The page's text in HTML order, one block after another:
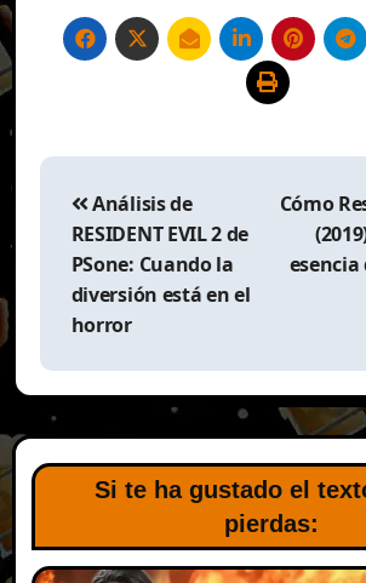
Navegación
entradas
Análisis de
RESIDENT EVIL 2 de
PSone: Cuando la
diversión está en el
horror
Cómo
esencia
Si te ha gustado el
pierdas: